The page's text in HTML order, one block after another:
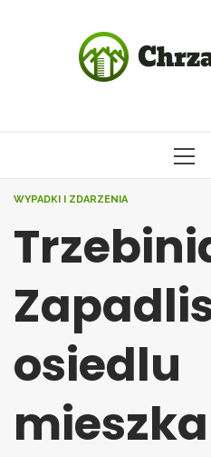
WYPADKI I ZDARZENIA
osiedlu